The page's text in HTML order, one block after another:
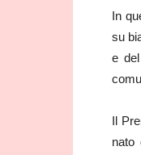
In
su
e
Il
nato